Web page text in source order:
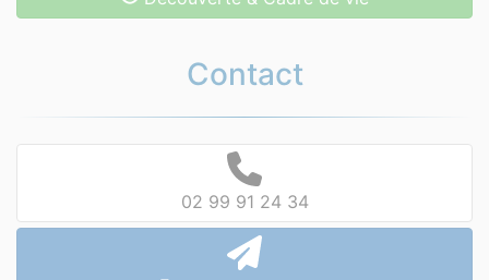
Contact
02 99 91 24 34